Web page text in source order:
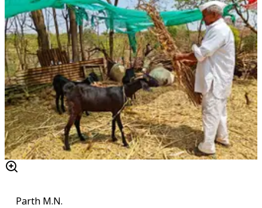
Parth M.N.